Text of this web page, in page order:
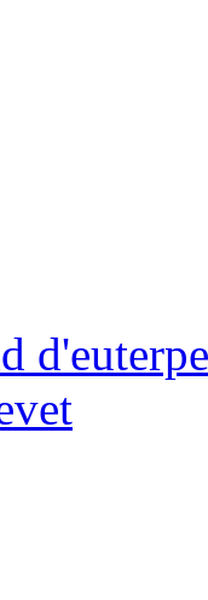
d'euterpe